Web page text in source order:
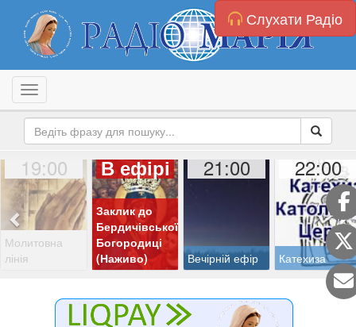
Слухати Радіо
Toggle navigation
19:00
Молитовна
лінія
В ефірі
Заклик до
Бердичівської
Богородиці
(Наживо)
21:00
Вечірній ефір
22:00
Катехиза